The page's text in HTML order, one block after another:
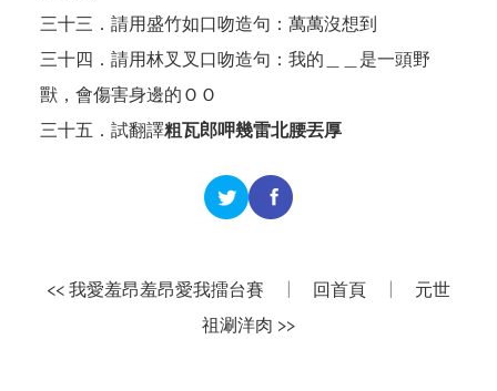
三十三．請用盛竹如口吻造句：萬萬沒想到
三十四．請用林叉叉口吻造句：我的＿＿是一頭野
獸，會傷害身邊的ＯＯ
三十五．試翻譯粗瓦郎呷幾雷北腰丟厚
<< 我愛羞昂羞昂愛我擂台賽 回首頁
元世
祖涮洋肉 >>